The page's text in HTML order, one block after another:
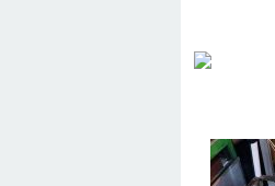
SLURR